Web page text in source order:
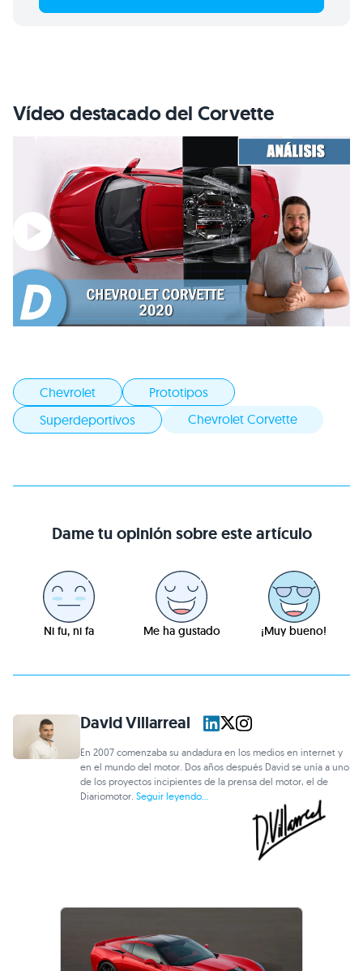
Vídeo destacado del Corvette
Chevrolet
Prototipos
Superdeportivos
Chevrolet Corvette
Dame tu opinión sobre este artículo
Ni fu, ni fa Me ha gustado ¡Muy bueno!
David Villarreal
En 2007 comenzaba su andadura en los medios en internet y
en el mundo del motor. Dos años después David se unía a uno
de los proyectos incipientes de la prensa del motor, el de
Diariomotor.Seguir leyendo...